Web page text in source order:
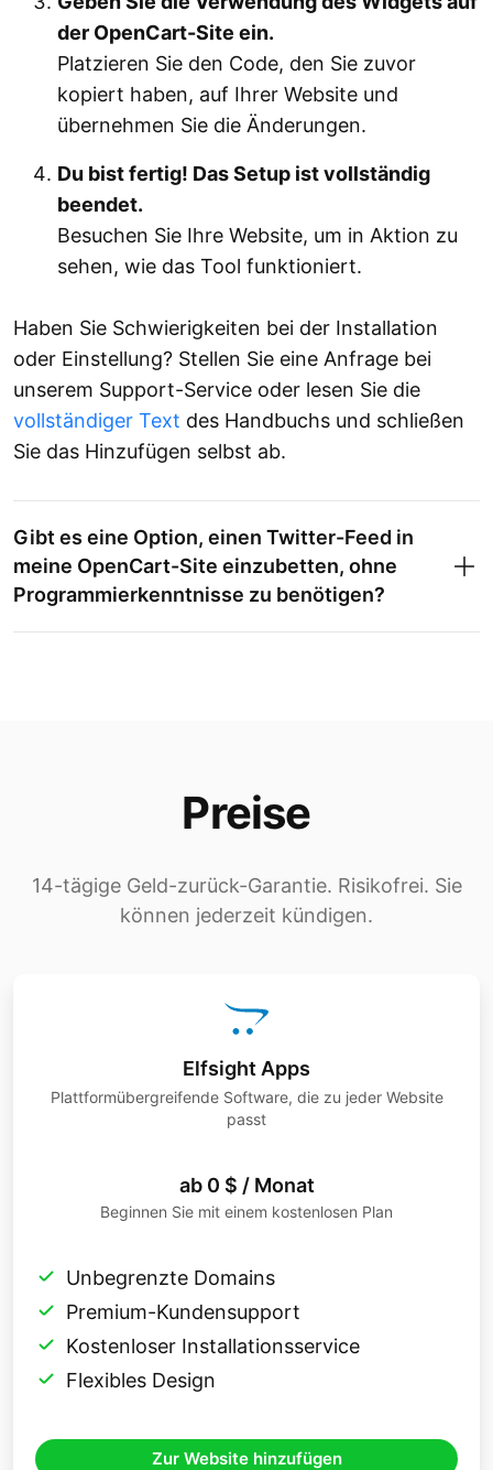
der OpenCart-Site ein.
Platzieren Sie den Code, den Sie zuvor
kopiert haben, auf Ihrer Website und
übernehmen Sie die Änderungen.
Du bist fertig! Das Setup ist vollständig
beendet.
Besuchen Sie Ihre Website, um in Aktion zu
sehen, wie das Tool funktioniert.
Haben Sie Schwierigkeiten bei der Installation
oder Einstellung? Stellen Sie eine Anfrage bei
unserem Support-Service oder lesen Sie die
vollständiger Text des Handbuchs und schließen
Sie das Hinzufügen selbst ab.
Gibt es eine Option, einen Twitter-Feed in
meine OpenCart-Site einzubetten, ohne
Programmierkenntnisse zu benötigen?
Preise
14-tägige Geld-zurück-Garantie. Risikofrei. Sie
können jederzeit kündigen.
Elfsight Apps
Plattformübergreifende Software, die zu jeder Website
passt
ab 0 $ / Monat
Beginnen Sie mit einem kostenlosen Plan
Unbegrenzte Domains
Premium-Kundensupport
Kostenloser Installationsservice
Flexibles Design
Zur Website hinzufügen